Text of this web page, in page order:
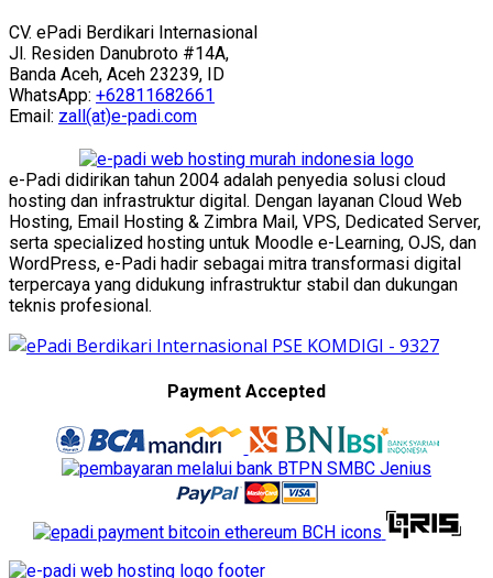
CV. ePadi Berdikari Internasional
Jl. Residen Danubroto #14A,
Banda Aceh, Aceh 23239, ID
WhatsApp: +62811682661
Email: zall(at)e-padi.com
e-Padi didirikan tahun 2004 adalah penyedia solusi cloud
hosting dan infrastruktur digital. Dengan layanan Cloud Web
Hosting, Email Hosting & Zimbra Mail, VPS, Dedicated Server,
serta specialized hosting untuk Moodle e-Learning, OJS, dan
WordPress, e-Padi hadir sebagai mitra transformasi digital
terpercaya yang didukung infrastruktur stabil dan dukungan
teknis profesional.
Payment Accepted